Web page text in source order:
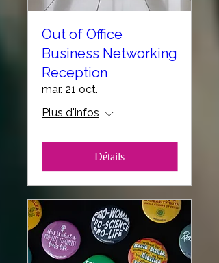
Out of Office
Business Networking
Reception
mar. 21 oct.
Plus d'infos
Détails